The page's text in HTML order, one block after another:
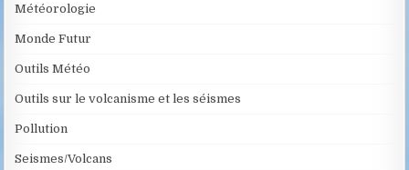
Météorologie
Monde Futur
Outils Météo
Outils sur le volcanisme et les séismes
Pollution
Seismes/Volcans